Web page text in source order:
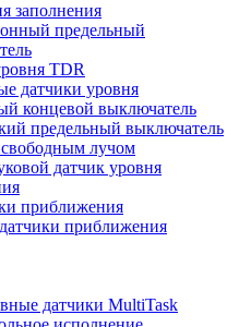
заполнения
предельный
TDR
датчики уровня
концевой выключатель
предельный выключатель
свободным лучом
датчик уровня
приближения
приближения
датчики MultiTask